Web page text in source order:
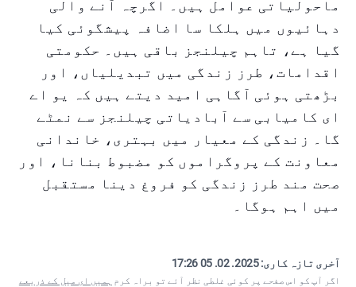
ماحولیاتی عوامل ہیں۔ اگرچہ آنے والی
دہائیوں میں ہلکا سا اضافہ پیشگوئی کیا
گیا ہے، تاہم چیلنجز باقی ہیں۔ حکومتی
اقدامات، طرز زندگی میں تبدیلیاں، اور
بڑھتی ہوئی آگاہی امید دیتے ہیں کہ یو اے
ای کامیابی سے آبادیاتی چیلنجز سے نمٹے
گا۔ زندگی کے معیار میں بہتری، خاندانی
معاونت کے پروگراموں کو مضبوط بنانا، اور
صحت مند طرز زندگی کو فروغ دینا مستقبل
میں اہم ہوگا۔
آخری تازہ کاری:2025. 02. 05 17:26
اگر آپ کو اس صفحے پر کوئی غلطی نظر آئے تو براہ کرم ہمیں ای میل کے ذریعے